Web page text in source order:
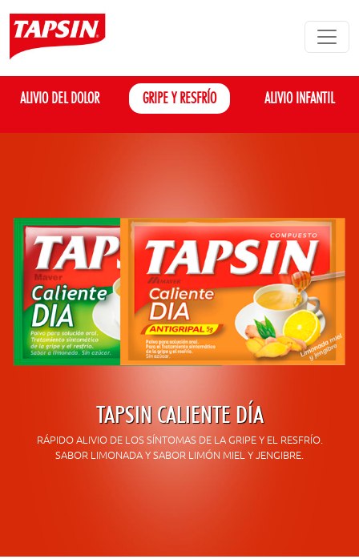
ALIVIO DEL DOLOR GRIPE Y RESFRÍO ALIVIO INFANTIL
TAPSIN CALIENTE DÍA
RÁPIDO ALIVIO DE LOS SÍNTOMAS DE LA GRIPE Y EL RESFRÍO.
SABOR LIMONADA Y SABOR LIMÓN MIEL Y JENGIBRE.